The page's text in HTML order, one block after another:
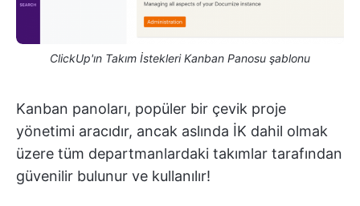
ClickUp'ın Takım İstekleri Kanban Panosu şablonu
Kanban panoları, popüler bir çevik proje
yönetimi aracıdır, ancak aslında İK dahil olmak
üzere tüm departmanlardaki takımlar tarafından
güvenilir bulunur ve kullanılır!